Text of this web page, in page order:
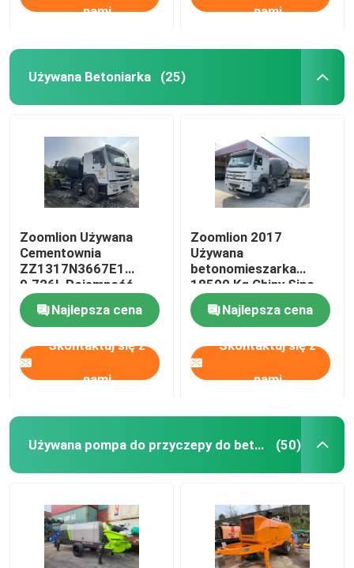
nami nami
Używana Betoniarka (25)
Zoomlion Używana
Cementownia
ZZ1317N3667E1
9.726L Pojemność
silnika
Najlepsza cena
Skontaktuj się z
nami
Zoomlion 2017
Używana
betonomieszarka
18500 Kg Chiny Sino
D10.38-50
Najlepsza cena
Skontaktuj się z
nami
Używana pompa do przyczepy do betonu (50)